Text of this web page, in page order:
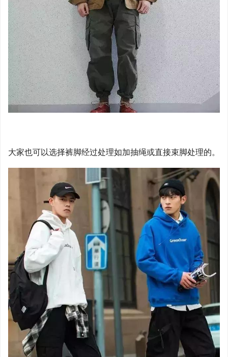
大家也可以选择裤脚经过处理如加抽绳或直接束脚处理的。